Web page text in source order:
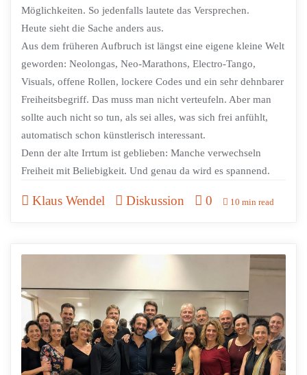
Möglichkeiten. So jedenfalls lautete das Versprechen.
Heute sieht die Sache anders aus.
Aus dem früheren Aufbruch ist längst eine eigene kleine Welt
geworden: Neolongas, Neo-Marathons, Electro-Tango,
Visuals, offene Rollen, lockere Codes und ein sehr dehnbarer
Freiheitsbegriff. Das muss man nicht verteufeln. Aber man
sollte auch nicht so tun, als sei alles, was sich frei anfühlt,
automatisch schon künstlerisch interessant.
Denn der alte Irrtum ist geblieben: Manche verwechseln
Freiheit mit Beliebigkeit. Und genau da wird es spannend.
Klaus Wendel Diskussion 0 10 min read